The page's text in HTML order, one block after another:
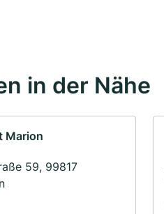
in der Nähe
Marion
59, 99817